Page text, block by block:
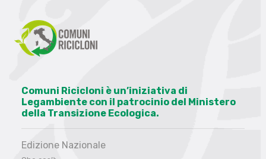
Comuni Ricicloni è un’iniziativa di
Legambiente con il patrocinio del Ministero
della Transizione Ecologica.
Edizione Nazionale